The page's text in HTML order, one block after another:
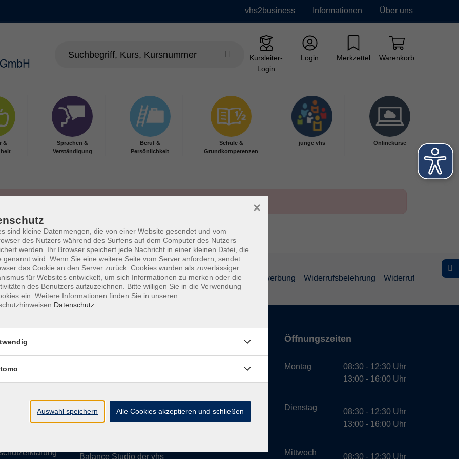
vhs2business Informationen Über uns
Kursleiter-
Login
Login Merkzettel Warenkorb
&
Sprachen &
Verständigung
Beruf &
Persönlichkeit
Schule &
Grundkompetenzen
junge vhs Onlinekurse
Barrierefreiheit AGB Datenschutzerklärung Datenschutz Bewerbung Widerrufsbelehrung Widerruf
Tel. 0961 48178-0
Fax 0961 48178-55
Balance Studio der vhs
Öffnungszeiten
Montag
Dienstag
Mittwoch
08:30 - 12:30 Uhr
13:00 - 16:00 Uhr
08:30 - 12:30 Uhr
13:00 - 16:00 Uhr
08:30 - 12:30 Uhr
sind kleine Datenmengen, die von einer Website gesendet und vom
des Nutzers während des Surfens auf dem Computer des Nutzers
werden. Ihr Browser speichert jede Nachricht in einer kleinen Datei, die
genannt wird. Wenn Sie eine weitere Seite vom Server anfordern, sendet
das Cookie an den Server zurück. Cookies wurden als zuverlässiger
für Websites entwickelt, um sich Informationen zu merken oder die
des Benutzers aufzuzeichnen. Bitte willigen Sie in die Verwendung
ein. Weitere Informationen finden Sie in unseren
Datenschutz
×
Auswahl speichern Alle Cookies akzeptieren und schließen